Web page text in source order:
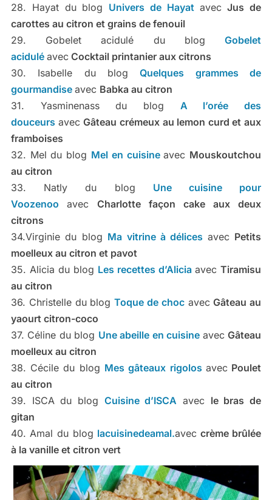
28. Hayat du blog Univers de Hayat avecJus de
carottes au citron et grains de fenouil
29. Gobelet acidulé du blogGobelet
acidulé avec Cocktail printanier aux citrons
30. Isabelle du blogQuelques grammes de
gourmandise avec Babka au citron
31. Yasminenass du blog A l’orée des
douceurs avecGâteau crémeux au lemon curd et aux
framboises
32. Mel du blog Mel en cuisineavec Mouskoutchou
au citron
33. Natly du blog Une cuisine pour
Voozenoo avec Charlotte façon cake aux deux
citrons
34.Virginie du blog Ma vitrine à délices avec Petits
moelleux au citron et pavot
35. Alicia du blog Les recettes d’AliciaavecTiramisu
au citron
36. Christelle du blogToque de chocavecGâteau au
yaourt citron-coco
37. Céline du blog Une abeille en cuisine avecGâteau
moelleux au citron
38. Cécile du blog Mes gâteaux rigolos avec Poulet
au citron
39. ISCA du blog Cuisine d’ISCA avec le bras de
gitan
40. Amal du blog lacuisinedeamal.avec crème brûlée
à la vanille et citron vert